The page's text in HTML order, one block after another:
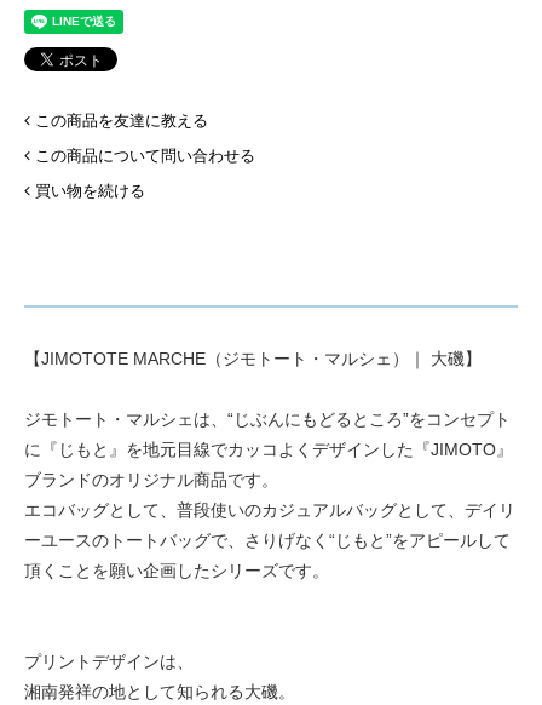
この商品を友達に教える
この商品について問い合わせる
買い物を続ける
【JIMOTOTE MARCHE（ジモトート・マルシェ）｜ 大磯】
ジモトート・マルシェは、“じぶんにもどるところ”をコンセプト
に『じもと』を地元目線でカッコよくデザインした『JIMOTO』
ブランドのオリジナル商品です。
エコバッグとして、普段使いのカジュアルバッグとして、デイリ
ーユースのトートバッグで、さりげなく“じもと”をアピールして
頂くことを願い企画したシリーズです。
プリントデザインは、
湘南発祥の地として知られる大磯。